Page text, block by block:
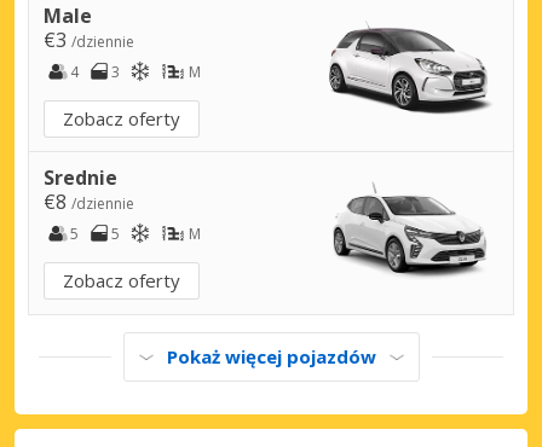
Male
€3 /dziennie
4
3 M
Zobacz oferty
Srednie
€8 /dziennie
5
5 M
Zobacz oferty
Pokaż więcej pojazdów